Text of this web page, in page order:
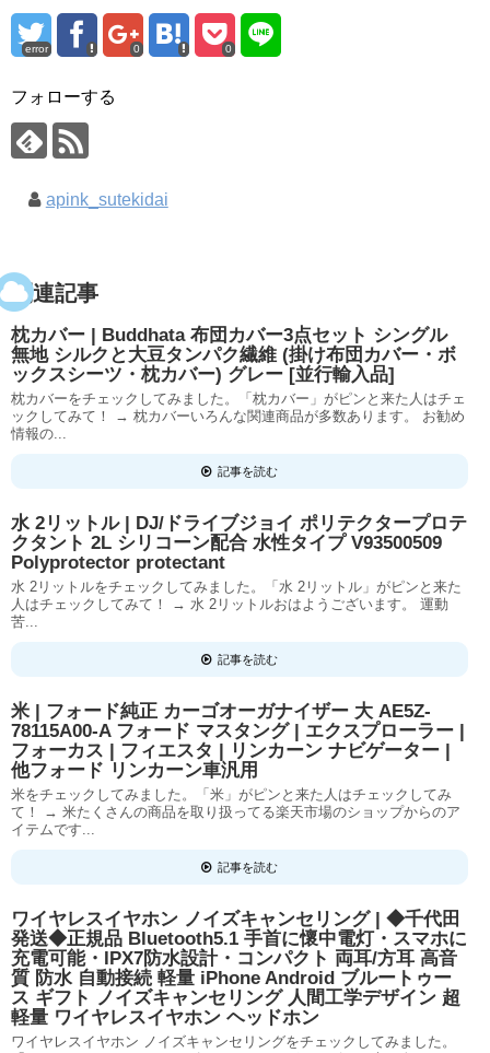
error 0 0
フォローする
apink_sutekidai
関連記事
枕カバー | Buddhata 布団カバー3点セット シングル
無地 シルクと大豆タンパク繊維 (掛け布団カバー・ボ
ックスシーツ・枕カバー) グレー [並行輸入品]
枕カバーをチェックしてみました。「枕カバー」がピンと来た人はチェ
ックしてみて！ → 枕カバーいろんな関連商品が多数あります。 お勧め
情報の...
記事を読む
水 2リットル | DJ/ドライブジョイ ポリテクタープロテ
クタント 2L シリコーン配合 水性タイプ V93500509
Polyprotector protectant
水 2リットルをチェックしてみました。「水 2リットル」がピンと来た
人はチェックしてみて！ → 水 2リットルおはようございます。 運動
苦...
記事を読む
米 | フォード純正 カーゴオーガナイザー 大 AE5Z-
78115A00-A フォード マスタング | エクスプローラー |
フォーカス | フィエスタ | リンカーン ナビゲーター |
他フォード リンカーン車汎用
米をチェックしてみました。「米」がピンと来た人はチェックしてみ
て！ → 米たくさんの商品を取り扱ってる楽天市場のショップからのア
イテムです...
記事を読む
ワイヤレスイヤホン ノイズキャンセリング | ◆千代田
発送◆正規品 Bluetooth5.1 手首に懷中電灯・スマホに
充電可能・IPX7防水設計・コンパクト 両耳/方耳 高音
質 防水 自動接続 軽量 iPhone Android ブルートゥー
ス ギフト ノイズキャンセリング 人間工学デザイン 超
軽量 ワイヤレスイヤホン ヘッドホン
ワイヤレスイヤホン ノイズキャンセリングをチェックしてみました。